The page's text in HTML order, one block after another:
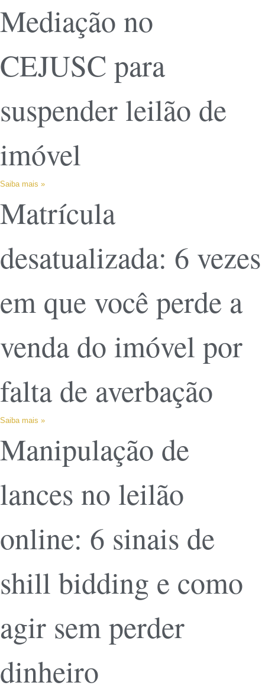
Mediação no
CEJUSC para
suspender leilão de
imóvel
Saiba mais »
Matrícula
desatualizada: 6 vezes
em que você perde a
venda do imóvel por
falta de averbação
Saiba mais »
Manipulação de
lances no leilão
online: 6 sinais de
shill bidding e como
agir sem perder
dinheiro